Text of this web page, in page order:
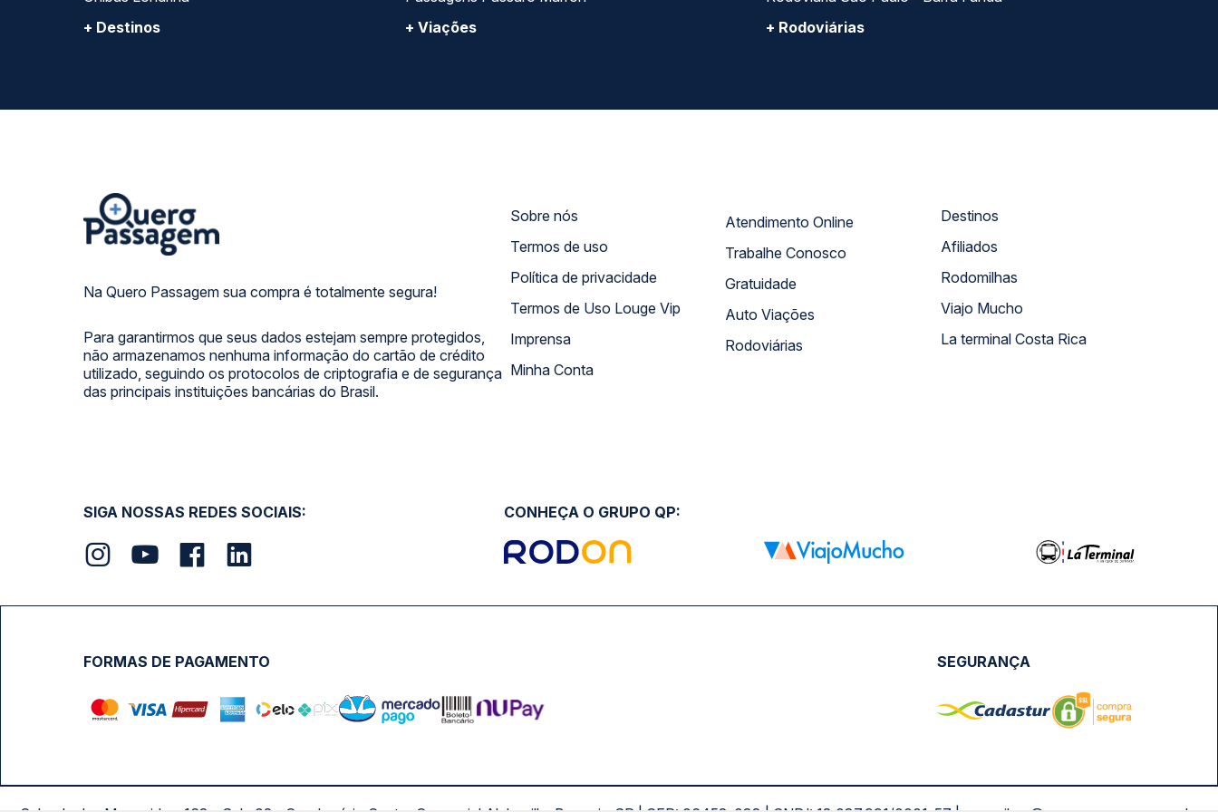
+ Destinos
+ Viações
+ Rodoviárias
Na Quero Passagem sua compra é totalmente segura!
Para garantirmos que seus dados estejam sempre protegidos,
não armazenamos nenhuma informação do cartão de crédito
utilizado, seguindo os protocolos de criptografia e de segurança
das principais instituições bancárias do Brasil.
Sobre nós
Termos de uso
Política de privacidade
Termos de Uso Louge Vip
Imprensa
Minha Conta
Atendimento Online
Trabalhe Conosco
Gratuidade
Auto Viações
Rodoviárias
Destinos
Afiliados
Rodomilhas
Viajo Mucho
La terminal Costa Rica
SIGA NOSSAS REDES SOCIAIS: CONHEÇA O GRUPO QP:
FORMAS DE PAGAMENTO SEGURANÇA